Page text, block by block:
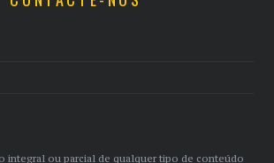
integral ou parcial de qualquer tipo de conteúdo